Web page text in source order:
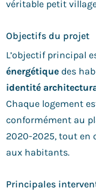
véritable petit
Objectifs du projet
L’objectif principal
énergétique des
identité
Chaque logement
conformément au
2020-2025, tout en
aux habitants.
Principales